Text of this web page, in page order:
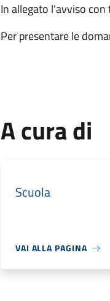
In allegato l'avviso
Per presentare le
A cura di
Scuola
VAI ALLA PAGINA